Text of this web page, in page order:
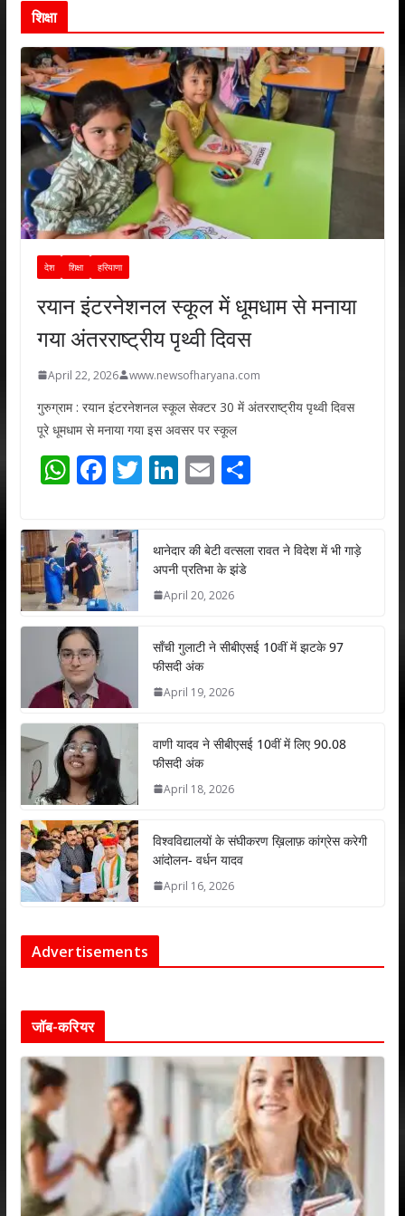
शिक्षा
देश शिक्षा हरियाणा
रयान इंटरनेशनल स्कूल में धूमधाम से मनाया
गया अंतरराष्ट्रीय पृथ्वी दिवस
April 22, 2026 www.newsofharyana.com
गुरुग्राम : रयान इंटरनेशनल स्कूल सेक्टर 30 में अंतरराष्ट्रीय पृथ्वी दिवस
पूरे धूमधाम से मनाया गया इस अवसर पर स्कूल
W
at
s
A
p
p
F
e
b
o
o
T
er
Li
e
dI
E
l
S
e
थानेदार की बेटी वत्सला रावत ने विदेश में भी गाड़े
अपनी प्रतिभा के झंडे
April 20, 2026
साँची गुलाटी ने सीबीएसई 10वीं में झटके 97
फीसदी अंक
April 19, 2026
वाणी यादव ने सीबीएसई 10वीं में लिए 90.08
फीसदी अंक
April 18, 2026
विश्वविद्यालयों के संघीकरण ख़िलाफ़ कांग्रेस करेगी
आंदोलन- वर्धन यादव
April 16, 2026
Advertisements
जॉब-करियर